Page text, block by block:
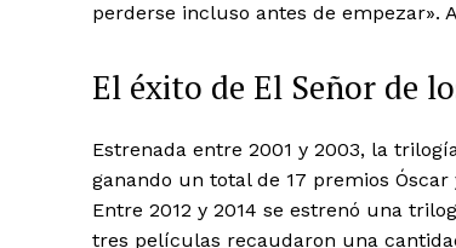
perderse incluso antes de empezar».
El éxito de El Señor de
Estrenada entre 2001 y 2003, la
ganando un total de 17 premios
Entre 2012 y 2014 se estrenó una
tres películas recaudaron una